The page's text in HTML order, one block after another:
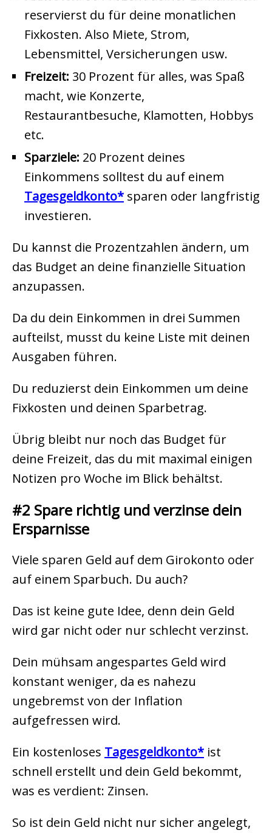
reservierst du für deine monatlichen
Fixkosten. Also Miete, Strom,
Lebensmittel, Versicherungen usw.
Freizeit: 30 Prozent für alles, was Spaß
macht, wie Konzerte,
Restaurantbesuche, Klamotten, Hobbys
etc.
Sparziele: 20 Prozent deines
Einkommens solltest du auf einem
Tagesgeldkonto
sparen oder langfristig
investieren.
Du kannst die Prozentzahlen ändern, um
das Budget an deine finanzielle Situation
anzupassen.
Da du dein Einkommen in drei Summen
aufteilst, musst du keine Liste mit deinen
Ausgaben führen.
Du reduzierst dein Einkommen um deine
Fixkosten und deinen Sparbetrag.
Übrig bleibt nur noch das Budget für
deine Freizeit, das du mit maximal einigen
Notizen pro Woche im Blick behältst.
#2 Spare richtig und verzinse dein
Ersparnisse
Viele sparen Geld auf dem Girokonto oder
auf einem Sparbuch. Du auch?
Das ist keine gute Idee, denn dein Geld
wird gar nicht oder nur schlecht verzinst.
Dein mühsam angespartes Geld wird
konstant weniger, da es nahezu
ungebremst von der Inflation
aufgefressen wird.
Ein kostenloses Tagesgeldkonto
ist
schnell erstellt und dein Geld bekommt,
was es verdient: Zinsen.
So ist dein Geld nicht nur sicher angelegt,